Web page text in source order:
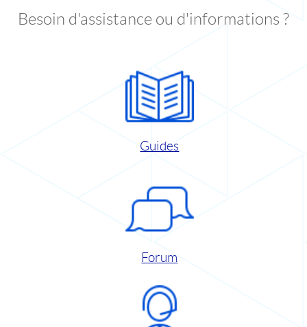
Besoin d'assistance ou d'informations ?
Guides
Forum